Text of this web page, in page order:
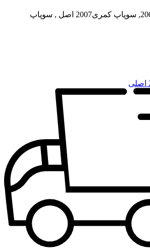
قیمت سوپاپ کمری2007, سوپاپ کمری2007 اصل , سوپاپ